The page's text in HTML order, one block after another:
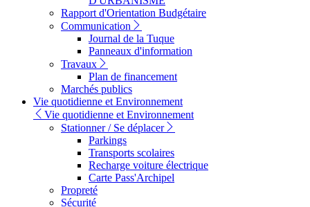
Rapport d'Orientation Budgétaire
Communication
Journal de la Tuque
Panneaux d'information
Travaux
Plan de financement
Marchés publics
Vie quotidienne et Environnement
Vie quotidienne et Environnement
Stationner / Se déplacer
Parkings
Transports scolaires
Recharge voiture électrique
Carte Pass'Archipel
Propreté
Sécurité